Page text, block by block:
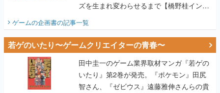
ズを生まれ変わらせるまで【橋野桂インタ
ビュー】
ゲームの企画書の記事一覧
若ゲのいたり〜ゲームクリエイターの青春〜
田中圭一のゲーム業界取材マンガ『若ゲの
いたり』第2巻が発売。『ポケモン』田尻
智さん、『ゼビウス』遠藤雅伸さんらの貴